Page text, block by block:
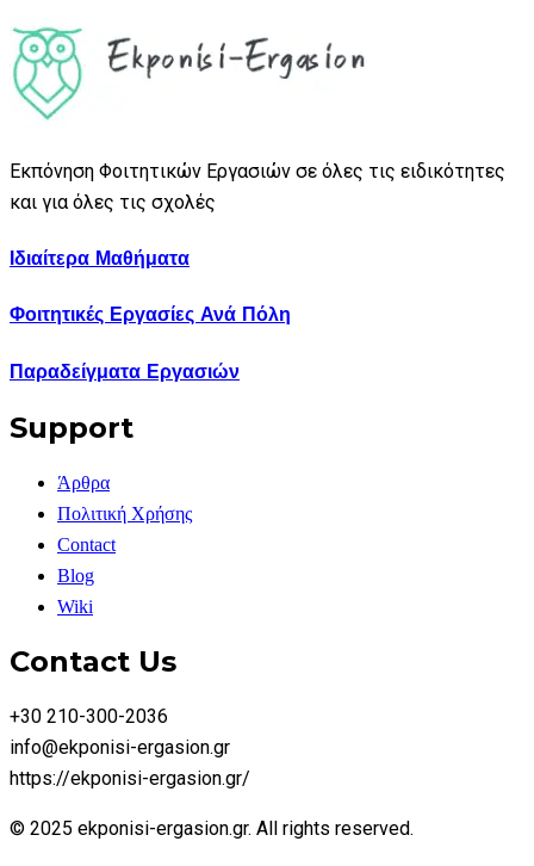
Εκπόνηση Φοιτητικών Εργασιών σε όλες τις ειδικότητες
και για όλες τις σχολές
Ιδιαίτερα Μαθήματα
Φοιτητικές Εργασίες Ανά Πόλη
Παραδείγματα Εργασιών
Support
Άρθρα
Πολιτική Χρήσης
Contact
Blog
Wiki
Contact Us
+30 210-300-2036
info@ekponisi-ergasion.gr
https://ekponisi-ergasion.gr/
© 2025 ekponisi-ergasion.gr. All rights reserved.